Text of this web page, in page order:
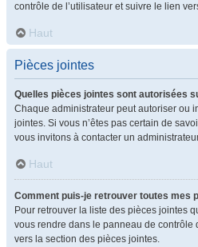
contrôle de l’utilisateur et suivre le lien
Haut
Pièces jointes
Quelles pièces jointes sont autorisées
Chaque administrateur peut autoriser ou
jointes. Si vous n’êtes pas certain de
vous invitons à contacter un
Haut
Comment puis-je retrouver toutes mes
Pour retrouver la liste des pièces jointes
vous rendre dans le panneau de contrôle
vers la section des pièces jointes.